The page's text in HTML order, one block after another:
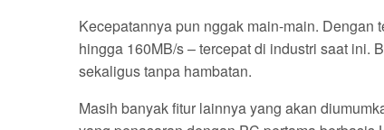
Kecepatannya pun nggak main-main.
hingga 160MB/s – tercepat di industri saat ini.
sekaligus tanpa hambatan.
Masih banyak fitur lainnya yang akan